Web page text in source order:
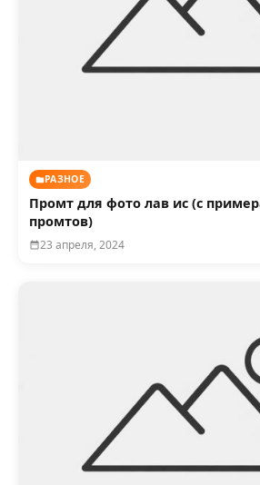
РАЗНОЕ
Промт для фото лав ис (с
промтов)
23 апреля, 2024